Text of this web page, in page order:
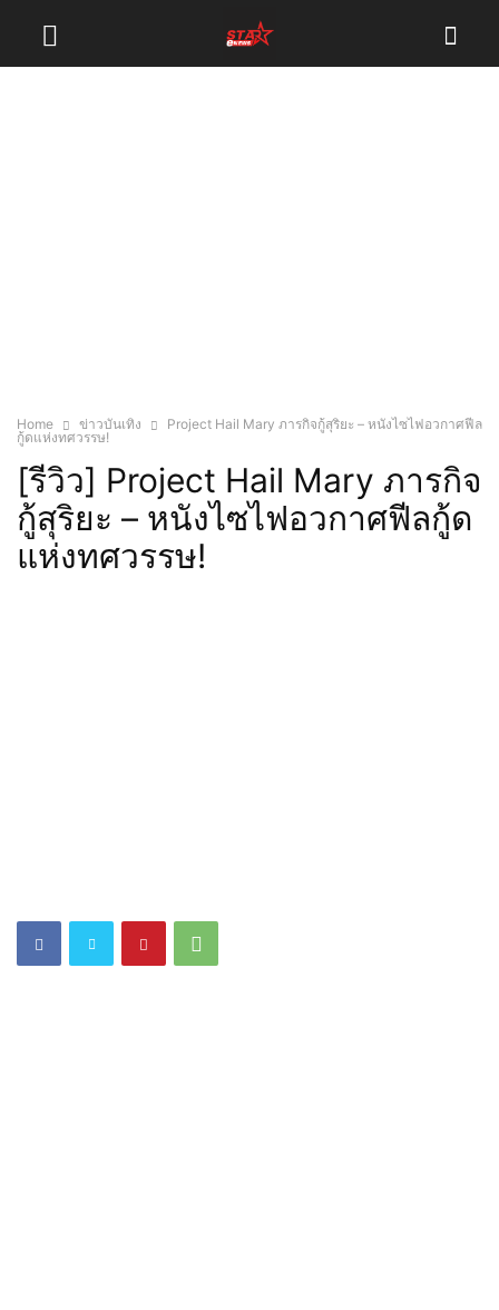
Home ข่าวบันเทิง
Project Hail Mary ภารกิจกู้สุริยะ – หนังไซไฟอวกาศฟีล
กู้ดแห่งทศวรรษ!
[รีวิว] Project Hail Mary ภารกิจ
กู้สุริยะ – หนังไซไฟอวกาศฟีลกู้ด
แห่งทศวรรษ!